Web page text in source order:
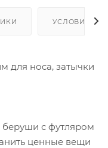
УСЛОВИЯ
для носа, затычки
с футляром
ценные вещи